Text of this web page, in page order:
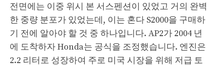
전면에는 이중 위시 본 서스펜션이 있었고 거의 완벽
한 중량 분포가 있었는데, 이는 혼다 S2000을 구매하
기 전에 알아야 할 것 중 하나입니다. AP2가 2004 년
에 도착하자 Honda는 공식을 조정했습니다. 엔진은
2.2 리터로 성장하여 주로 미국 시장을 위해 저급 토